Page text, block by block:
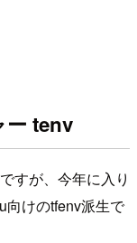
ー tenv
すが、今年に入り
向けのtfenv派生で